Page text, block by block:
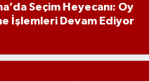
Seçim Heyecanı: Oy
İşlemleri Devam Ediyor